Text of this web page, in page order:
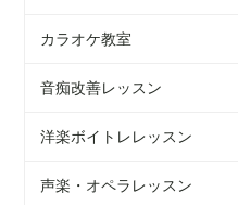
カラオケ教室
音痴改善レッスン
洋楽ボイトレレッスン
声楽・オペラレッスン